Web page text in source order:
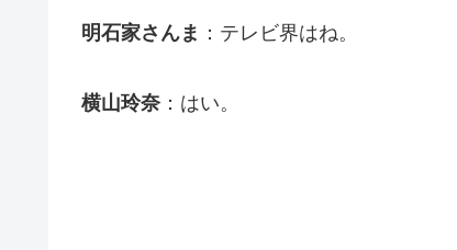
明石家さんま ：テレビ界はね。
横山玲奈 ：はい。